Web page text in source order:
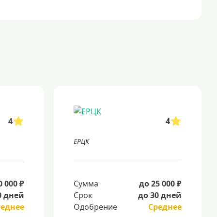
4
000 ₽
дней
4
ЕРЦК
Сумма
до 25 000 ₽
Срок
до 30 дней
Одобрение
Среднее